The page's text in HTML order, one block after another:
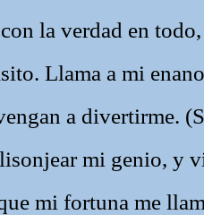
la verdad en
Llama a mi
a divertirme.
mi genio, y
mi fortuna me